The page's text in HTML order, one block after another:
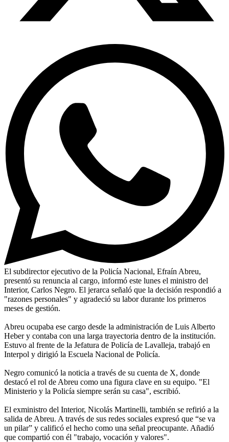
El subdirector ejecutivo de la Policía Nacional, Efraín Abreu,
presentó su renuncia al cargo, informó este lunes el ministro del
Interior, Carlos Negro. El jerarca señaló que la decisión respondió a
"razones personales" y agradeció su labor durante los primeros
meses de gestión.
Abreu ocupaba ese cargo desde la administración de Luis Alberto
Heber y contaba con una larga trayectoria dentro de la institución.
Estuvo al frente de la Jefatura de Policía de Lavalleja, trabajó en
Interpol y dirigió la Escuela Nacional de Policía.
Negro comunicó la noticia a través de su cuenta de X, donde
destacó el rol de Abreu como una figura clave en su equipo. "El
Ministerio y la Policía siempre serán su casa", escribió.
El exministro del Interior, Nicolás Martinelli, también se refirió a la
salida de Abreu. A través de sus redes sociales expresó que “se va
un pilar” y calificó el hecho como una señal preocupante. Añadió
que compartió con él "trabajo, vocación y valores".